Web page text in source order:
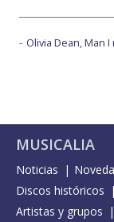
Olivia Dean, Man I
MUSICALIA
Noticias
Discos históricos
Artistas y grupos